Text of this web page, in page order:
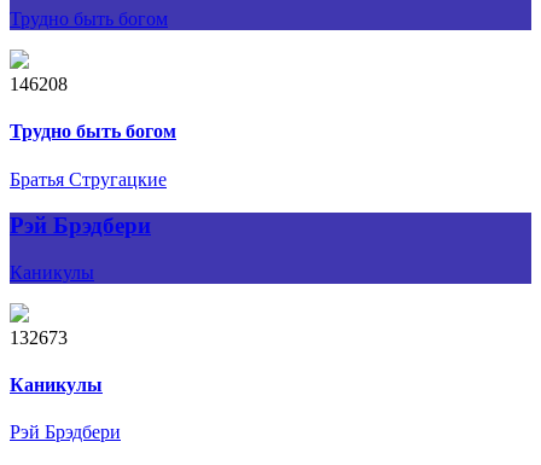
Трудно быть богом
146208
Трудно быть богом
Братья Стругацкие
Рэй Брэдбери
Каникулы
132673
Каникулы
Рэй Брэдбери